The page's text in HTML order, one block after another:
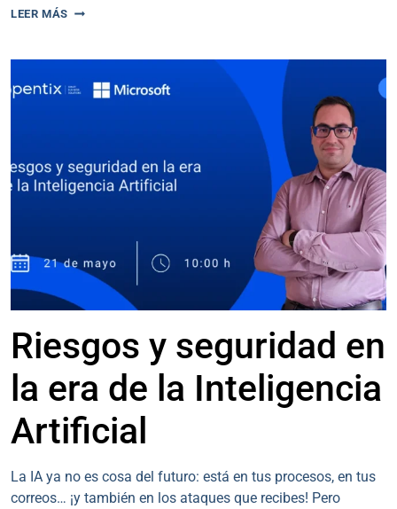
LEER MÁS DEL
AL
INTELIGENTE:
COPILOT
Riesgos y seguridad en
la era de la Inteligencia
Artificial
La IA ya no es cosa del futuro: está en tus procesos, en tus
correos… ¡y también en los ataques que recibes! Pero